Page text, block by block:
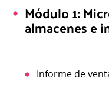
Módulo 1:
almacenes e
Informe de